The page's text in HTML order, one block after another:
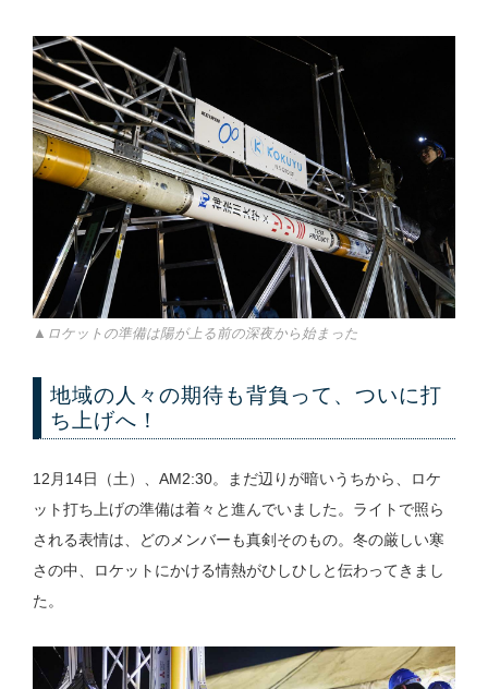
▲ロケットの準備は陽が上る前の深夜から始まった
地域の人々の期待も背負って、ついに打
ち上げへ！
12月14日（土）、AM2:30。まだ辺りが暗いうちから、ロケ
ット打ち上げの準備は着々と進んでいました。ライトで照ら
される表情は、どのメンバーも真剣そのもの。冬の厳しい寒
さの中、ロケットにかける情熱がひしひしと伝わってきまし
た。